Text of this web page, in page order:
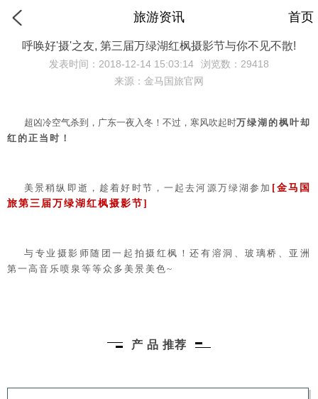
旅游资讯 首页
呼唤好'摄'之友, 第三届万绿湖红枫摄影节与你不见不散!
发表时间：2018-12-14 15:03:14
浏览数：29418
来源：金马国旅官网
超凶冷空气杀到，广东一夜入冬！不过，寒风吹起时万绿湖的枫叶却
红的正当时！
美景稍纵即逝，趁着好时节，一起去河源万绿湖参加 [金马国
旅第三届万绿湖红枫摄影节]
与专业摄影师随团一起拍摄红枫！还有溶洞、玻璃桥、亚洲
第一高音乐喷泉等等众多美景美色~
产 品 推荐